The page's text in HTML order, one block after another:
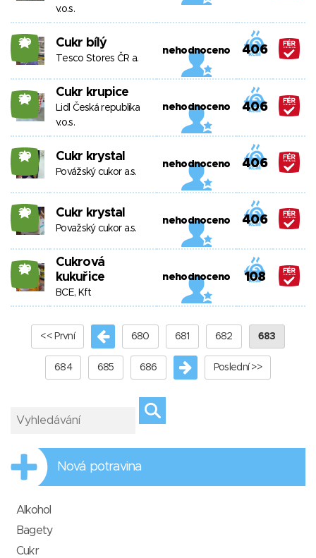
v.o.s.
20 Cukr bílý
Tesco Stores ČR a.
nehodnoceno 406
20 Cukr krupice
Lidl Česká republika
v.o.s.
nehodnoceno 406
20 Cukr krystal
Povážský cukor a.s.
nehodnoceno 406
20 Cukr krystal
Považský cukor a.s.
nehodnoceno 406
20
Cukrová
kukuřice
BCE, Kft
nehodnoceno 108
<< První 680 681 682 683
684 685 686 Poslední >>
Nová potravina
Alkohol
Bagety
Cukr